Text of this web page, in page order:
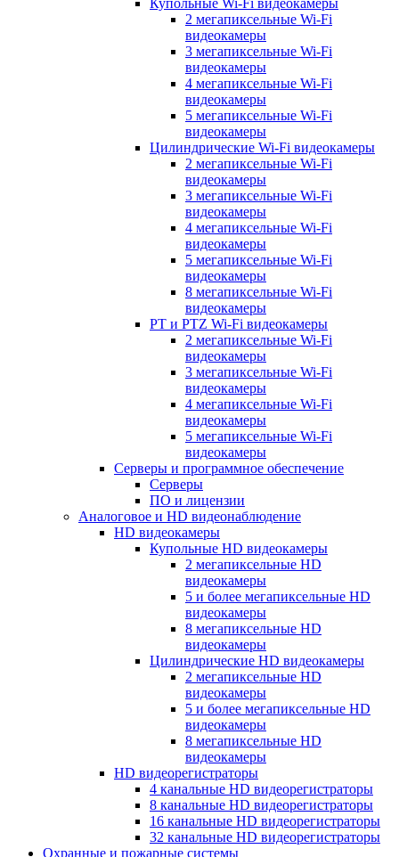
2 мегапиксельные Wi-Fi
видеокамеры
3 мегапиксельные Wi-Fi
видеокамеры
4 мегапиксельные Wi-Fi
видеокамеры
5 мегапиксельные Wi-Fi
видеокамеры
Цилиндрические Wi-Fi видеокамеры
2 мегапиксельные Wi-Fi
видеокамеры
3 мегапиксельные Wi-Fi
видеокамеры
4 мегапиксельные Wi-Fi
видеокамеры
5 мегапиксельные Wi-Fi
видеокамеры
8 мегапиксельные Wi-Fi
видеокамеры
PT и PTZ Wi-Fi видеокамеры
2 мегапиксельные Wi-Fi
видеокамеры
3 мегапиксельные Wi-Fi
видеокамеры
4 мегапиксельные Wi-Fi
видеокамеры
5 мегапиксельные Wi-Fi
видеокамеры
Серверы и программное обеспечение
Серверы
ПО и лицензии
Аналоговое и HD видеонаблюдение
HD видеокамеры
Купольные HD видеокамеры
2 мегапиксельные HD
видеокамеры
5 и более мегапиксельные HD
видеокамеры
8 мегапиксельные HD
видеокамеры
Цилиндрические HD видеокамеры
2 мегапиксельные HD
видеокамеры
5 и более мегапиксельные HD
видеокамеры
8 мегапиксельные HD
видеокамеры
HD видеорегистраторы
4 канальные HD видеорегистраторы
8 канальные HD видеорегистраторы
16 канальные HD видеорегистраторы
32 канальные HD видеорегистраторы
Охранные и пожарные системы